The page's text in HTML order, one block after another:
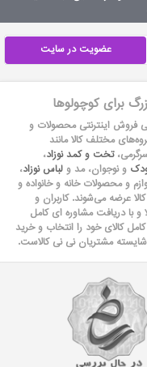
عضویت در سایت
برای کوچولوها
فروش اینترنتی محصولات و
مختلف کالا مانند
تخت و کمد نوزاد،
و نوجوان، مد و لباس نوزاد،
و محصولات خانه و خانواده و
عرضه می‏‏‏‌شوند. کاربران و
و با دریافت مشاوره ای کامل
کالای خود را انتخاب و خرید
شایسته مشتریان نی نی کالاست.